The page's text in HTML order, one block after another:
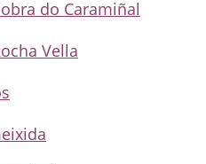
do Caramiñal
Vella